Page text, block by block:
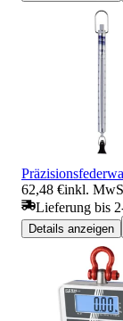
62,48 €inkl.
Lieferung bis
Details anzeigen